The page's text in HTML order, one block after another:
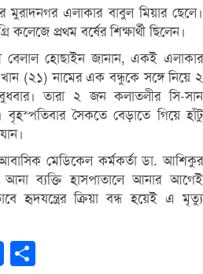
মুরাদনগর এলাকার বাবুল মিয়ার ছেলে।
প্রথম বর্ষের শিক্ষার্থী ছিলেন।
বেলাল হোছাইন জানান, একই এলাকার
(২১) নামের এক বন্ধুকে সঙ্গে নিয়ে ২
তারা ২ জন কলাতলীর সি-সান
বৃহস্পতিবার সৈকতে বেড়াতে গিয়ে হাঁটু
মেডিকেল কর্মকর্তা ডা. আশিকুর
ব্যক্তি হাসপাতালে আনার আগেই
হৃদযন্ত্রের ক্রিয়া বন্ধ হয়েই এ মৃত্যু